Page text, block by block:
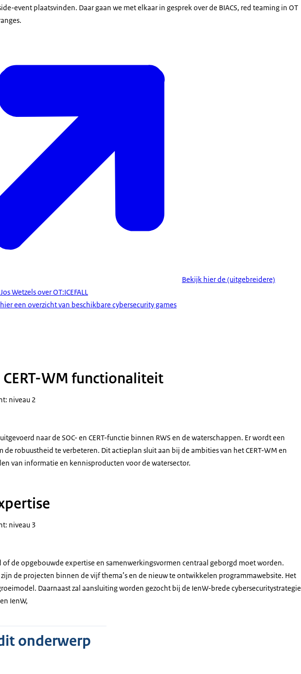
event plaatsvinden. Daar gaan we met elkaar in gesprek over de BIACS, red teaming in OT
Bekijk hier de (uitgebreidere)
Wetzels over OT:ICEFALL
een overzicht van beschikbare cybersecurity games
2022 - We are all connected
WM functionaliteit
niveau 2
naar de SOC- en CERT-functie binnen RWS en de waterschappen. Er wordt een
robuustheid te verbeteren. Dit actieplan sluit aan bij de ambities van het CERT-WM en
van informatie en kennisproducten voor de watersector.
niveau 3
de opgebouwde expertise en samenwerkingsvormen centraal geborgd moet worden.
de projecten binnen de vijf thema’s en de nieuw te ontwikkelen programmawebsite. Het
Daarnaast zal aansluiting worden gezocht bij de IenW-brede cybersecuritystrategie
IenW,
onderwerp